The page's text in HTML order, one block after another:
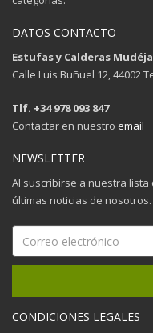
DATOS CONTACTO
Estufas y Calderas
Calle Luis Buñuel 12, 44002
Tlf. +34 978 093 847
Contactar en nuestro email
NEWSLETTER
Al suscribirse a nuestra
últimas noticias de nosotros.
CONDICIONES LEGALES